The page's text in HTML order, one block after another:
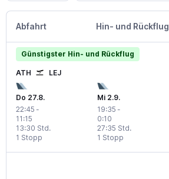
Abfahrt Hin- und Rückflug
Günstigster Hin- und Rückflug
ATH LEJ
Do 27.8.
22:45 -
11:15
1 Stopp
13:30 Std.
Mi 2.9.
19:35 -
0:10
1 Stopp
27:35 Std.